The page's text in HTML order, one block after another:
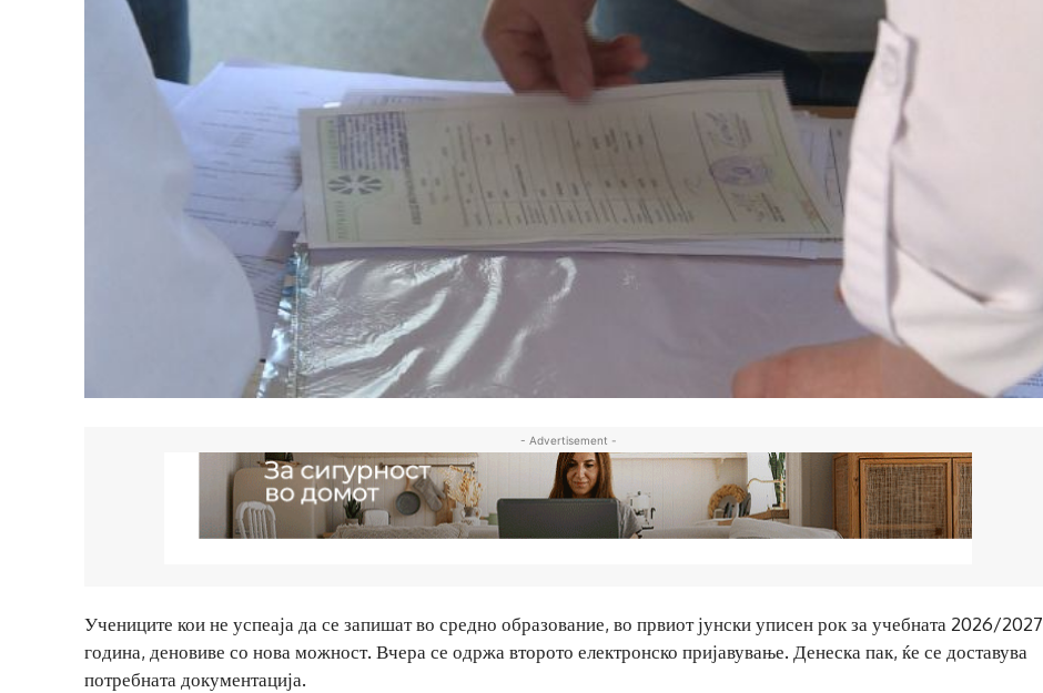
- Advertisement -
Учениците кои не успеаја да се запишат во средно образование, во првиот јунски уписен рок за учебната 2026/2027
година, деновиве со нова можност. Вчера се одржа второто електронско пријавување. Денеска пак, ќе се доставува
потребната документација.